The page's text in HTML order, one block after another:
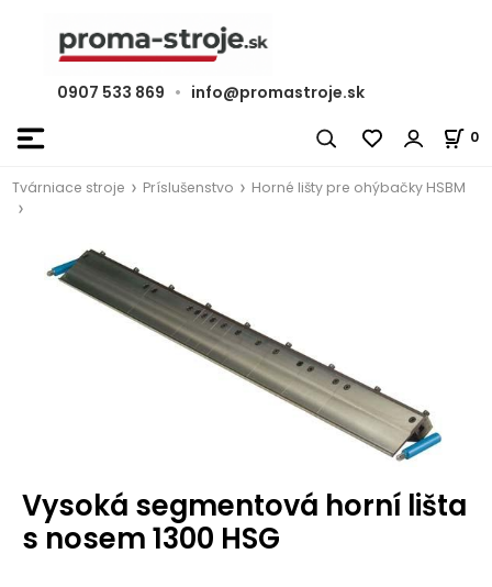
0907 533 869 • info@promastroje.sk
0
Tvárniace stroje Príslušenstvo Horné lišty pre ohýbačky HSBM
Vysoká segmentová horní lišta
s nosem 1300 HSG